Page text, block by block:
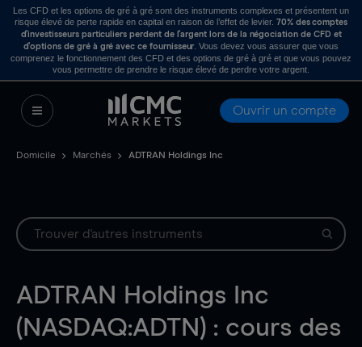
Les CFD et les options de gré à gré sont des instruments complexes et présentent un
risque élevé de perte rapide en capital en raison de l’effet de levier. 70% des comptes
d’investisseurs particuliers perdent de l’argent lors de la négociation de CFD et
d’options de gré à gré avec ce fournisseur . Vous devez vous assurer que vous
comprenez le fonctionnement des CFD et des options de gré à gré et que vous pouvez
vous permettre de prendre le risque élevé de perdre votre argent.
Ouvrir un compte
Domicile Marchés ADTRAN Holdings Inc
ADTRAN Holdings Inc
(NASDAQ:ADTN) : cours des